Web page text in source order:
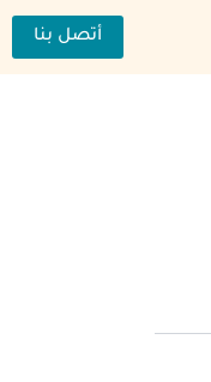
أتصل بنا